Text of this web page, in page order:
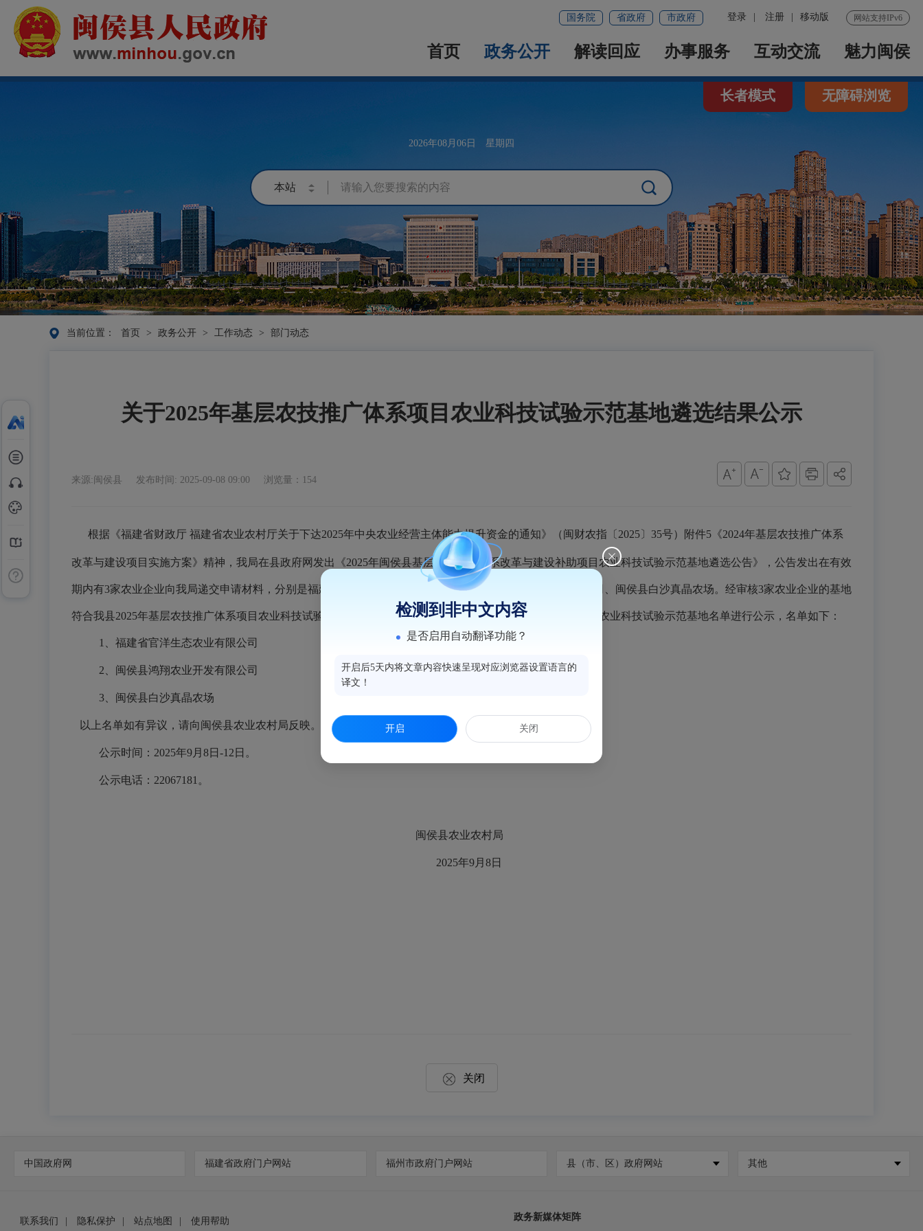
网站支持IPv6
登录 注册 移动版
国务院 省政府 市政府
首页 政务公开 解读回应 办事服务 互动交流 魅力闽侯
2026年08月06日 星期四
长者模式 无障碍浏览
当前位置： 首页 > 政务公开 > 工作动态 > 部门动态
关于2025年基层农技推广体系项目农业科技试验示范基地遴选结果公示
来源:闽侯县 发布时间: 2025-09-08 09:00 浏览量：154
根据《福建省财政厅 福建省农业农村厅关于下达2025年中央农业经营主体能力提升资金的通知》 （闽 财农指 〔2025〕 35号） 附件5《2024年基层农技推广体系
改革与建设项目 实施方案》 精神，我局在县政府网发出《2025年闽侯县基层农技推广体系改革与建设补助项目农业科技试验示范基地遴选公告》，公告发出在有效
期内有3家农业企业向我局递交申请材料，分别是福建省官洋生态农业有限公司、闽侯县鸿翔农业开发有限公司、闽侯县白沙真晶农场。经审核3家农业企业的基地
符合我县2025年基层农技推广体系项目农业科技试验示范基地条件。现对2025年闽侯县基层农技推广体系项目农业科技试验示范基地名单进行公示，名单如下：
1、 福建省官洋生态农业有限公司
2、 闽侯县鸿翔农业开发有限公司
3、 闽侯县白沙真晶农场
以上名单如有异议，请向闽侯县农业农村局反映。
公示时间：2025年9月 8日-12 日。
公示电话：22067181。
闽侯县农业农村局
2025年9月 8日
关闭
中国政府网 福建省政府门户网站 福州市政府门户网站 县（市、区）政府网站 其他
联系我们 隐私保护 站点地图 使用帮助 政务新媒体矩阵
检测到非中文内容
是否启用自动翻译功能？
开启后5天内将文章内容快速呈现对应浏览器设置语言的
译文！
开启 关闭